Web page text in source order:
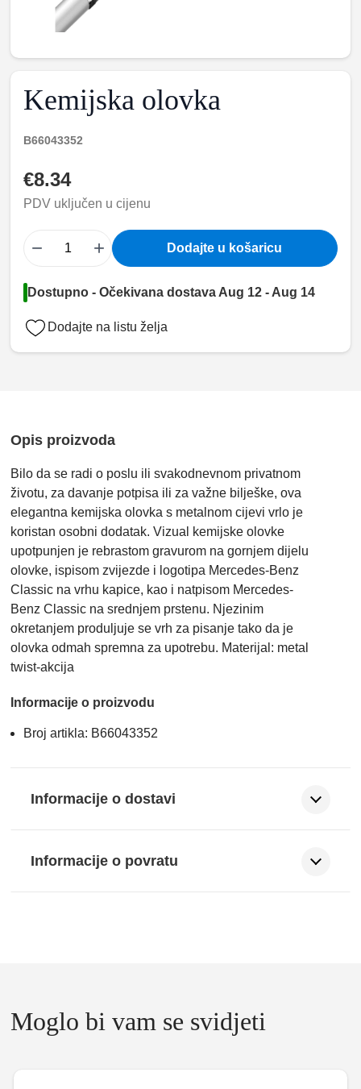
Kemijska olovka
B66043352
€8.34
PDV uključen u cijenu
− + Dodajte u košaricu
Dostupno - Očekivana dostava Aug 12 - Aug 14
Dodajte na listu želja
Opis proizvoda
Bilo da se radi o poslu ili svakodnevnom privatnom
životu, za davanje potpisa ili za važne bilješke, ova
elegantna kemijska olovka s metalnom cijevi vrlo je
koristan osobni dodatak. Vizual kemijske olovke
upotpunjen je rebrastom gravurom na gornjem dijelu
olovke, ispisom zvijezde i logotipa Mercedes-Benz
Classic na vrhu kapice, kao i natpisom Mercedes-
Benz Classic na srednjem prstenu. Njezinim
okretanjem produljuje se vrh za pisanje tako da je
olovka odmah spremna za upotrebu. Materijal: metal
twist-akcija
Informacije o proizvodu
Broj artikla: B66043352
Informacije o dostavi
Informacije o povratu
Moglo bi vam se svidjeti